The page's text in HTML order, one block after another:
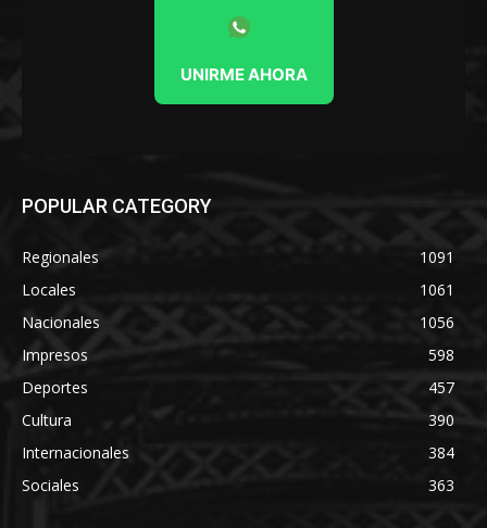
UNIRME AHORA
POPULAR CATEGORY
Regionales
1091
Locales
1061
Nacionales
1056
Impresos
598
Deportes
457
Cultura
390
Internacionales
384
Sociales
363